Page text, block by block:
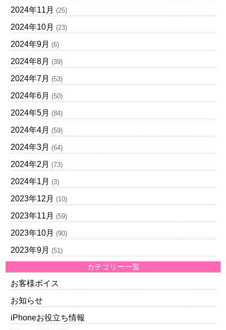
2024年11月 (25)
2024年10月 (23)
2024年9月 (6)
2024年8月 (39)
2024年7月 (53)
2024年6月 (50)
2024年5月 (84)
2024年4月 (59)
2024年3月 (64)
2024年2月 (73)
2024年1月 (3)
2023年12月 (10)
2023年11月 (59)
2023年10月 (90)
2023年9月 (51)
カテゴリー一覧
お客様ボイス
お知らせ
iPhoneお役立ち情報